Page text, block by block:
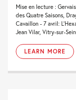
Mise en lecture :
des Quatre Saisons,
Cavaillon - 7 avril:
Jean Vilar, Vitry-sur-
LEARN MORE